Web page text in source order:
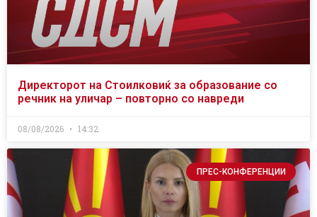
Директорот на Стоилковиќ за образование со
речник на уличар – повторно со навреди
08/08/2026 14:32
ПРЕС-КОНФЕРЕНЦИИ